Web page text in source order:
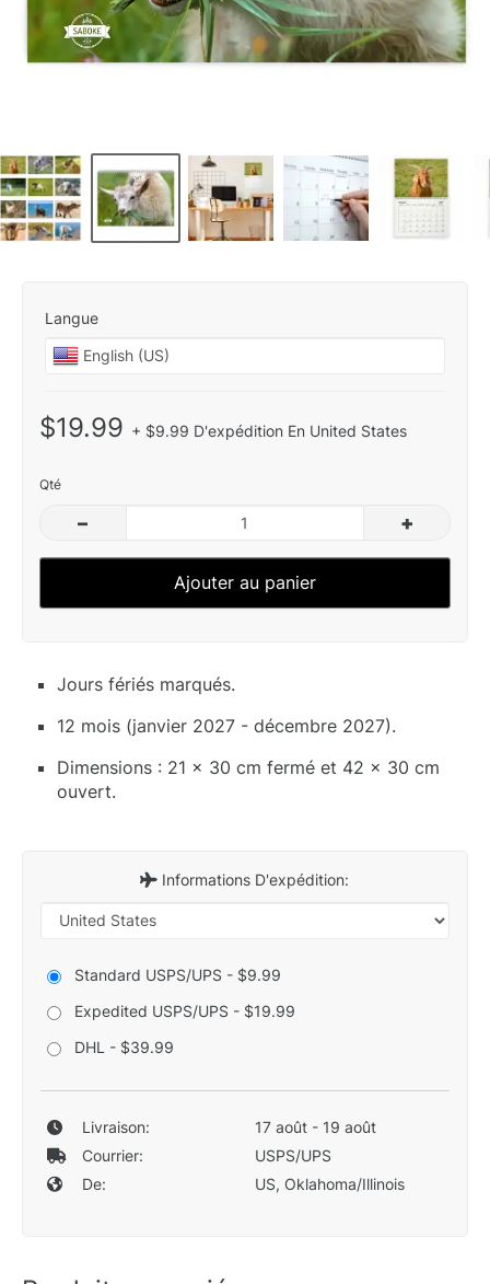
Langue
$19.99 + $9.99 D'expédition En United States
Qté
– +
Ajouter au panier
Jours fériés marqués.
12 mois (janvier 2027 - décembre 2027).
Dimensions : 21 x 30 cm fermé et 42 x 30 cm
ouvert.
Informations D'expédition:
Standard USPS/UPS - $9.99
Expedited USPS/UPS - $19.99
DHL - $39.99
Livraison:
17 août - 19 août
Courrier:
USPS/UPS
De:
US, Oklahoma/Illinois